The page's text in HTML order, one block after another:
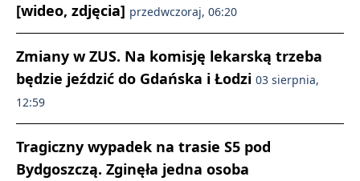
[wideo, zdjęcia] przedwczoraj, 06:20
Zmiany w ZUS. Na komisję lekarską trzeba
będzie jeździć do Gdańska i Łodzi 03 sierpnia,
12:59
Tragiczny wypadek na trasie S5 pod
Bydgoszczą. Zginęła jedna osoba